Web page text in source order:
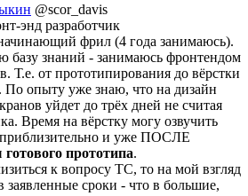
@scor_davis
энд разработчик
фрил (4 года занимаюсь).
базу знаний - занимаюсь фронтендом
Т.е. от прототипирования до вёрстки
По опыту уже знаю, что на дизайн
уйдет до трёх дней не считая
Время на вёрстку могу озвучить
приблизительно и уже ПОСЛЕ
готового прототипа.
к вопросу ТС, то на мой взгляд
заявленные сроки - что в большие,